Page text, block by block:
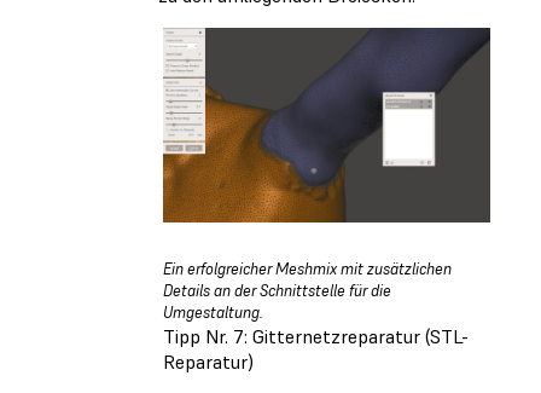
Ein erfolgreicher Meshmix mit zusätzlichen
Details an der Schnittstelle für die
Umgestaltung.
Tipp Nr. 7: Gitternetzreparatur (STL-
Reparatur)